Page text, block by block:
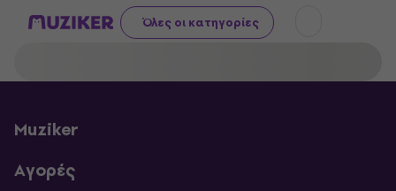
Όλες οι κατηγορίες
Muziker
Αγορές